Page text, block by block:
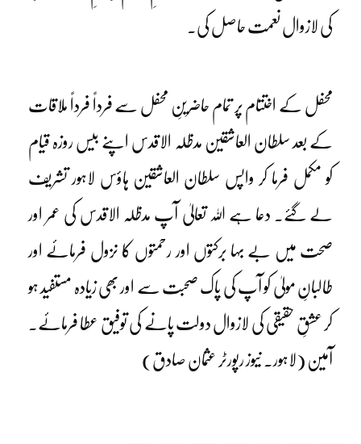
کی لازوال نعمت حاصل کی۔
محفل کے اختتام پر تمام حاضرینِ محفل سے فرداً فرداً ملاقات
کے بعد سلطان العاشقین مدظلہ الاقدس اپنے بیس روزہ قیام
کو مکمل فرما کر واپس سلطان العاشقین ہاؤس لاہور تشریف
لے گئے۔ دعا ہے اللہ تعالیٰ آپ مدظلہ الاقدس کی عمر اور
صحت میں بے بہا برکتوں اور رحمتوں کا نزول فرمائے اور
طالبانِ مولیٰ کو آپ کی پاک صحبت سے اور بھی زیادہ مستفید ہو
کر عشقِ حقیقی کی لازوال دولت پانے کی توفیق عطا فرمائے۔
آمین (لاہور۔ نیوز رپورٹر عثمان صادق)